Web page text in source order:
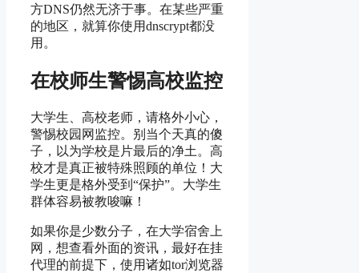
方DNS仍然无济于事。在某些严重
的地区，就算你使用dnscrypt都没
用。
在校师生警惕高校监控
大学生、高校老师，请格外小心，
警惕校园网监控。别当个天真的傻
子，以为学校是片最后的净土。高
校才是真正被特殊照顾的单位！大
学生更是格外受到“保护”。大学生
群体容易被教唆嘛！
如果你是少数分子，在大学宿舍上
网，想查看外面的资讯，最好在挂
代理的前提下，使用诸如tor浏览器